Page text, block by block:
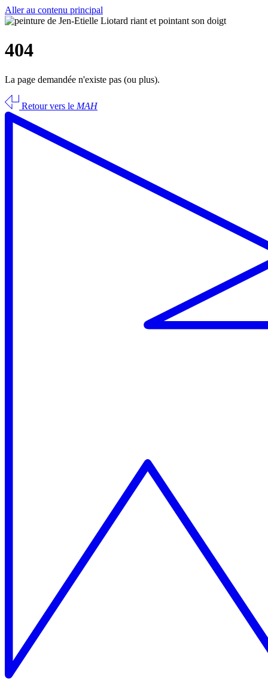
Aller au contenu principal
404
La page demandée n'existe pas (ou plus).
Retour vers le MAH